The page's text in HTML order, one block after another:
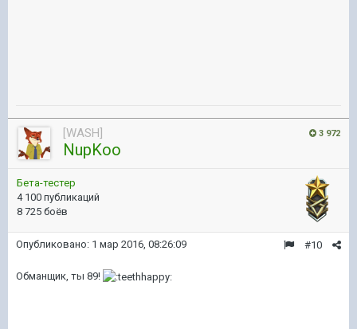
3 972
[WASH]
NupKoo
Бета-тестер
4 100 публикаций
8 725 боёв
#10
Опубликовано: 1 мар 2016, 08:26:09
Обманщик, ты 89!